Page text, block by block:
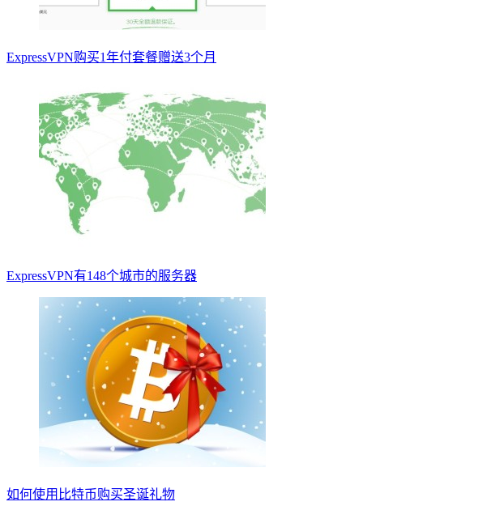
ExpressVPN购买1年付套餐赠送3个月
ExpressVPN有148个城市的服务器
如何使用比特币购买圣诞礼物